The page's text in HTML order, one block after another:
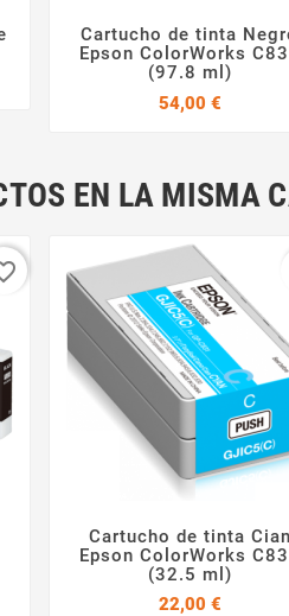
 
Cartucho de tinta
Epson ColorWorks
(97.8 ml)
54,00 €Precio
EN LA MISMA
 
Cartucho de tinta Cian
Epson ColorWorks
(32.5 ml)
22,00 €Precio